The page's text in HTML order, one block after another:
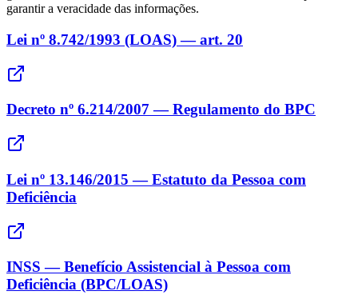
garantir a veracidade das informações.
Lei nº 8.742/1993 (LOAS) — art. 20
Decreto nº 6.214/2007 — Regulamento do BPC
Lei nº 13.146/2015 — Estatuto da Pessoa com
Deficiência
INSS — Benefício Assistencial à Pessoa com
Deficiência (BPC/LOAS)